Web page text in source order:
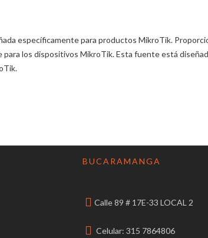
específicamente para productos MikroTik.
los dispositivos MikroTik. Esta fuente está
BUCARAMANGA
Calle 89 # 17E-33 LOCAL 2
Celular: 315 7864806